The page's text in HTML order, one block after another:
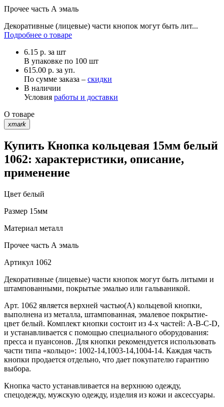
Прочее часть А эмаль
Декоративные (лицевые) части кнопок могут быть лит...
Подробнее о товаре
6.15 р. за шт
В упаковке по 100 шт
615.00 р. за уп.
По сумме заказа – скидки
В наличии
Условия работы и доставки
О товаре
xmark
Купить Кнопка кольцевая 15мм белый
1062: характеристики, описание,
применение
Цвет белый
Размер 15мм
Материал металл
Прочее часть А эмаль
Артикул 1062
Декоративные (лицевые) части кнопок могут быть литыми и
штампованными, покрытые эмалью или гальваникой.
Арт. 1062 является верхней частью(А) кольцевой кнопки,
выполнена из металла, штампованная, эмалевое покрытие-
цвет белый. Комплект кнопки состоит из 4-х частей: А-В-С-D,
и устанавливается с помощью специального оборудования:
пресса и пуансонов. Для кнопки рекомендуется использовать
части типа «кольцо»: 1002-14,1003-14,1004-14. Каждая часть
кнопки продается отдельно, что дает покупателю гарантию
выбора.
Кнопка часто устанавливается на верхнюю одежду,
спецодежду, мужскую одежду, изделия из кожи и аксессуары.